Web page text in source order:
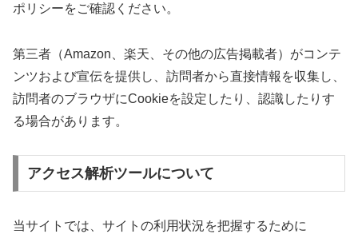
ポリシーをご確認ください。
第三者（Amazon、楽天、その他の広告掲載者）がコンテ
ンツおよび宣伝を提供し、訪問者から直接情報を収集し、
訪問者のブラウザにCookieを設定したり、認識したりす
る場合があります。
アクセス解析ツールについて
当サイトでは、サイトの利用状況を把握するために